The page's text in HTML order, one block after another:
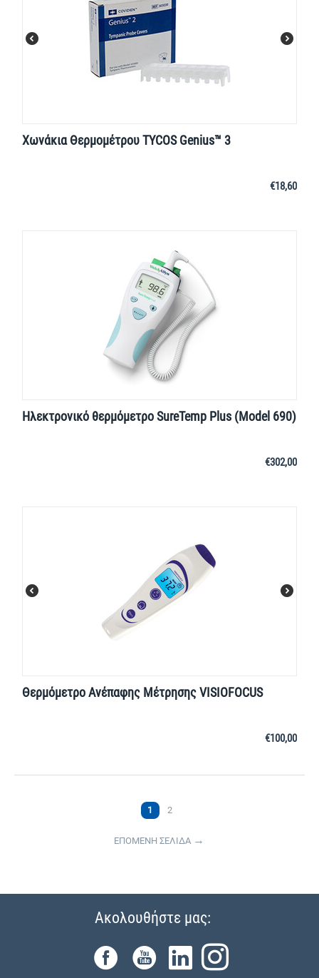
Χωνάκια Θερμομέτρου TYCOS Genius™ 3
€18,60
Ηλεκτρονικό θερμόμετρο SureTemp Plus (Model 690)
€302,00
Θερμόμετρο Ανέπαφης Μέτρησης VISIOFOCUS
€100,00
1 2
ΕΠΟΜΕΝΗ ΣΕΛΙΔΑ
Ακολουθήστε μας: